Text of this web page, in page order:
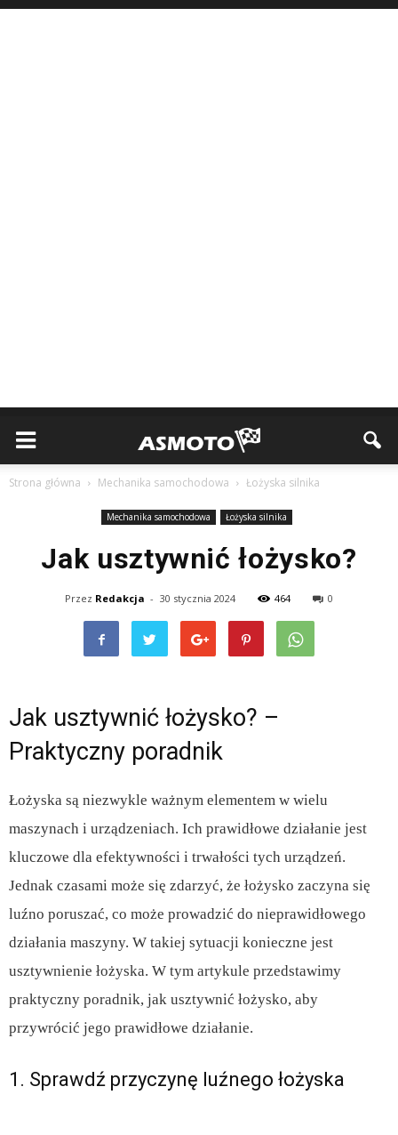
Strona główna Mechanika samochodowa Łożyska silnika
Mechanika samochodowa Łożyska silnika
Jak usztywnić łożysko?
Przez Redakcja - 30 stycznia 2024 464 0
Jak usztywnić łożysko? –
Praktyczny poradnik
Łożyska są niezwykle ważnym elementem w wielu
maszynach i urządzeniach. Ich prawidłowe działanie jest
kluczowe dla efektywności i trwałości tych urządzeń.
Jednak czasami może się zdarzyć, że łożysko zaczyna się
luźno poruszać, co może prowadzić do nieprawidłowego
działania maszyny. W takiej sytuacji konieczne jest
usztywnienie łożyska. W tym artykule przedstawimy
praktyczny poradnik, jak usztywnić łożysko, aby
przywrócić jego prawidłowe działanie.
1. Sprawdź przyczynę luźnego łożyska